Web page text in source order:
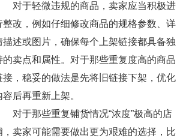
于轻微违规的商品，卖家应当积极进
整改，例如仔细修改商品的规格参数、详
描述或图片，确保每个上架链接都具备独
的卖点和属性。对于那些重复度高的商品
接，稳妥的做法是先将旧链接下架，优化
容后再重新上架。
于那些重复铺货情况“浓度”极高的店
，卖家可能需要做出更为艰难的选择，比